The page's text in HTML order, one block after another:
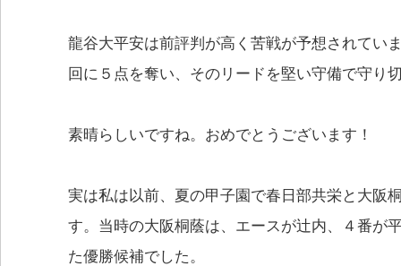
龍谷大平安は前評判が高く苦戦が予想されてい
回に５点を奪い、そのリードを堅い守備で守り
素晴らしいですね。おめでとうございます！
実は私は以前、夏の甲子園で春日部共栄と大阪
す。当時の大阪桐蔭は、エースが辻内、４番が
た優勝候補でした。